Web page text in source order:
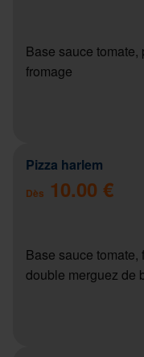
Base sauce
fromage
Pizza harlem
Dès 10.00 €
Base sauce
double merguez de